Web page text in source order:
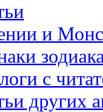
и
с
других